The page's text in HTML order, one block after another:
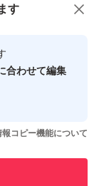
大吟醸、日本
、九平次、久保
ーです
績があります
ります
す
合わせて編集
報コピー機能について